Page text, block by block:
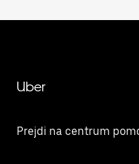
Uber
Prejdi na centrum